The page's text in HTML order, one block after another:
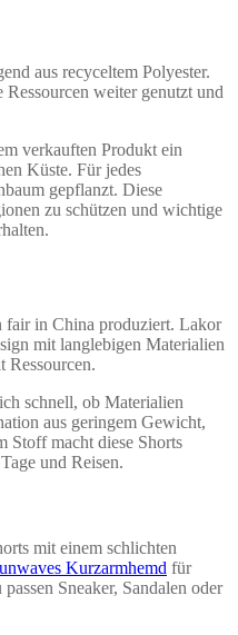
aus recyceltem Polyester.
weiter genutzt und
verkauften Produkt ein
Küste. Für jedes
gepflanzt. Diese
zu schützen und wichtige
fair in China produziert. Lakor
mit langlebigen Materialien
Ressourcen.
schnell, ob Materialien
aus geringem Gewicht,
Stoff macht diese Shorts
und Reisen.
mit einem schlichten
Kurzarmhemd für
Sneaker, Sandalen oder